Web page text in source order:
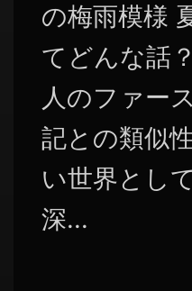
の梅雨模様
てどんな話
人のファー
記との類似
い世界とし
深...